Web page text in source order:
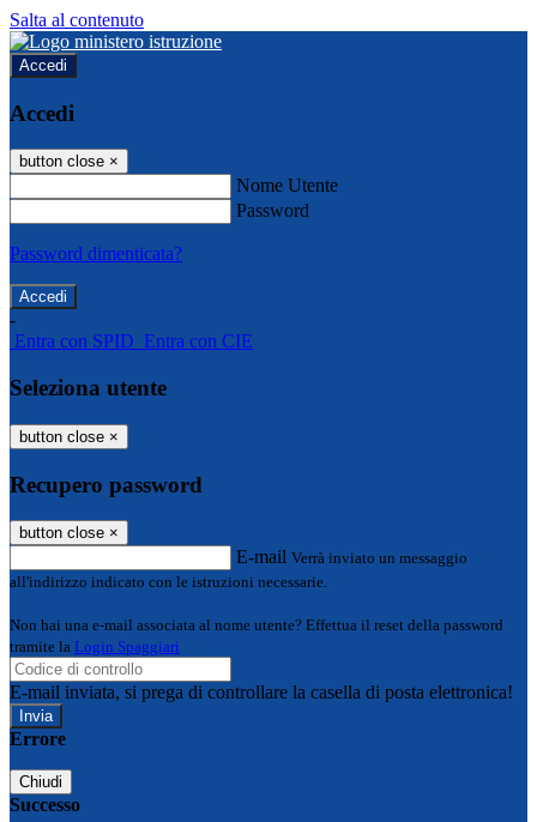
Salta al contenuto
Accedi
Accedi
button close ×
Nome Utente
Password
Password dimenticata?
-
Entra con SPID Entra con CIE
Seleziona utente
button close ×
Recupero password
button close ×
E-mail Verrà inviato un messaggio
all'indirizzo indicato con le istruzioni necessarie.
Non hai una e-mail associata al nome utente? Effettua il reset della password
tramite la Login Spaggiari
E-mail inviata, si prega di controllare la casella di posta elettronica!
Errore
Chiudi
Successo